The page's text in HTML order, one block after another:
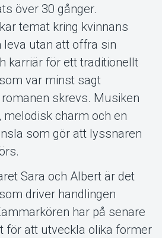
Tickster
över 30 gånger.
temat kring kvinnans
leva utan att offra sin
karriär för ett traditionellt
var minst sagt
skrevs. Musiken
melodisk charm och en
som gör att lyssnaren
Sara och Albert är det
driver handlingen
har på senare
för att utveckla olika former